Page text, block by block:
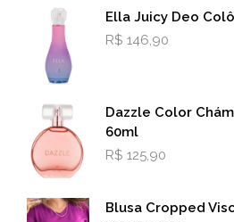
Ella Juicy Deo
R$ 146,90
Dazzle Color
60ml
R$ 125,90
Blusa Cropped